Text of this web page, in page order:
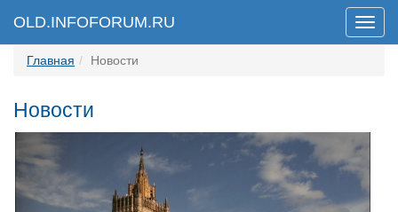
Меню
OLD.INFOFORUM.RU
Главная Новости
Новости